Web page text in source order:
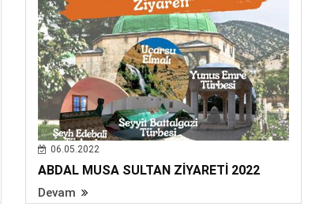
06.05.2022
ABDAL MUSA SULTAN ZİYARETİ 2022
Devam